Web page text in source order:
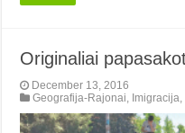
Originaliai
December 13, 2016
Geografija-Rajonai Imigracija